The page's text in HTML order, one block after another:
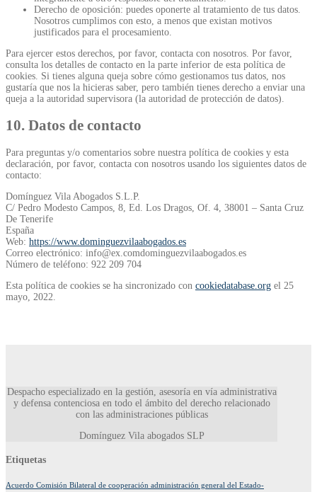
Derecho de oposición: puedes oponerte al tratamiento de tus datos.
Nosotros cumplimos con esto, a menos que existan motivos
justificados para el procesamiento.
Para ejercer estos derechos, por favor, contacta con nosotros. Por favor,
consulta los detalles de contacto en la parte inferior de esta política de
cookies. Si tienes alguna queja sobre cómo gestionamos tus datos, nos
gustaría que nos la hicieras saber, pero también tienes derecho a enviar una
queja a la autoridad supervisora (la autoridad de protección de datos).
10. Datos de contacto
Para preguntas y/o comentarios sobre nuestra política de cookies y esta
declaración, por favor, contacta con nosotros usando los siguientes datos de
contacto:
Domínguez Vila Abogados S.L.P.
C/ Pedro Modesto Campos, 8, Ed. Los Dragos, Of. 4, 38001 – Santa Cruz
De Tenerife
España
Web: https://www.dominguezvilaabogados.es
Correo electrónico: info@ex.comdominguezvilaabogados.es
Número de teléfono: 922 209 704
Esta política de cookies se ha sincronizado con cookiedatabase.org el 25
mayo, 2022.
Despacho especializado en la gestión, asesoría en vía administrativa
y defensa contenciosa en todo el ámbito del derecho relacionado
con las administraciones públicas
Domínguez Vila abogados SLP
Etiquetas
Acuerdo Comisión Bilateral de cooperación administración general del Estado-